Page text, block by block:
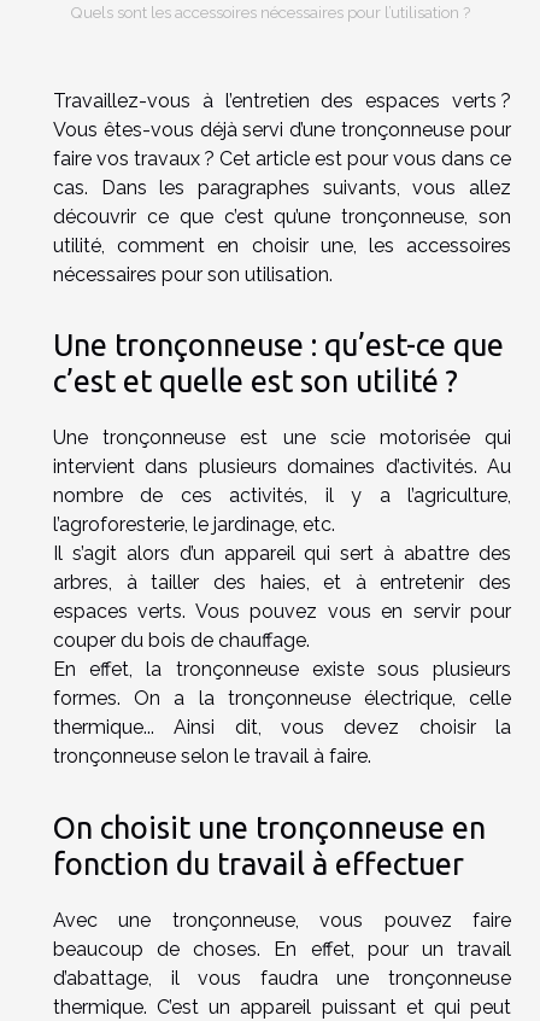
Quels sont les accessoires nécessaires pour l’utilisation ?
Travaillez-vous à l’entretien des espaces verts ?
Vous êtes-vous déjà servi d’une tronçonneuse pour
faire vos travaux ? Cet article est pour vous dans ce
cas. Dans les paragraphes suivants, vous allez
découvrir ce que c’est qu’une tronçonneuse, son
utilité, comment en choisir une, les accessoires
nécessaires pour son utilisation.
Une tronçonneuse : qu’est-ce que
c’est et quelle est son utilité ?
Une tronçonneuse est une scie motorisée qui
intervient dans plusieurs domaines d’activités. Au
nombre de ces activités, il y a l’agriculture,
l’agroforesterie, le jardinage, etc.
Il s’agit alors d’un appareil qui sert à abattre des
arbres, à tailler des haies, et à entretenir des
espaces verts. Vous pouvez vous en servir pour
couper du bois de chauffage.
En effet, la tronçonneuse existe sous plusieurs
formes. On a la tronçonneuse électrique, celle
thermique... Ainsi dit, vous devez choisir la
tronçonneuse selon le travail à faire.
On choisit une tronçonneuse en
fonction du travail à effectuer
Avec une tronçonneuse, vous pouvez faire
beaucoup de choses. En effet, pour un travail
d’abattage, il vous faudra une tronçonneuse
thermique. C’est un appareil puissant et qui peut